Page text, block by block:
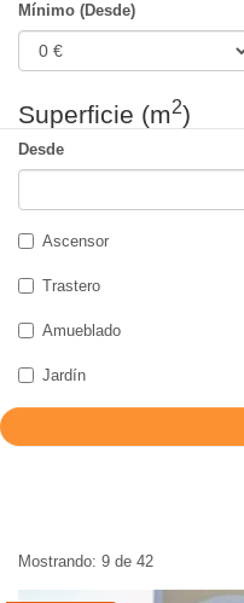
Mínimo (Desde)
Superficie (m2)
Desde
Ascensor
Trastero
Amueblado
Jardín
Mostrando: 9 de 42